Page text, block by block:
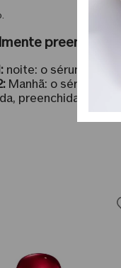
preenchida
noite: o sérum de
Manhã: o sérum de
preenchida e firme.